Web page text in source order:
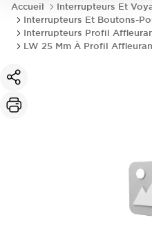
Accueil
Interrupteurs Et
Interrupteurs Et Boutons-
Interrupteurs Profil
LW 25 Mm À Profil